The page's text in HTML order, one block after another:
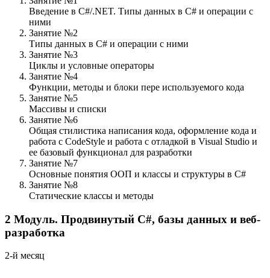
Введение в C#/.NET. Типы данных в C# и операции с
ними
Занятие №2
Типы данных в C# и операции с ними
Занятие №3
Циклы и условные операторы
Занятие №4
Функции, методы и блоки пере используемого кода
Занятие №5
Массивы и списки
Занятие №6
Общая стилистика написания кода, оформление кода и
работа с CodeStyle и работа с отладкой в Visual Studio и
ее базовый функционал для разработки
Занятие №7
Основные понятия ООП и классы и структуры в C#
Занятие №8
Статические классы и методы
2 Модуль. Продвинутый C#, базы данных и веб-
разработка
2-й месяц